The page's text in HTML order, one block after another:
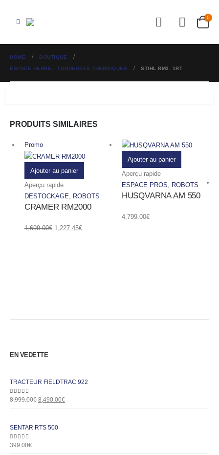
0
HOME BOUTIQUE
ESPACE HERBE TONDEUSES THERMIQUES STIHL RM3. 1RT
PRODUITS SIMILAIRES
Promo
Ajouter au panier
Aperçu rapide
DESTOCKAGE
ROBOTS
CRAMER RM2000
1,699.00€ 1,227.45€
Ajouter au panier
Aperçu rapide
ESPACE PROS
ROBOTS
HUSQVARNA AM 550
4,799.00€
EN VEDETTE
TRACTEUR FIELDTRAC 922
0out of 5
8,999.00€ 8,490.00€
SENTAR RTS 500
0out of 5
399.00€